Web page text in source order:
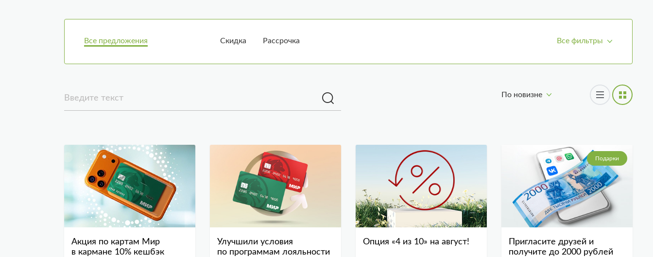
Все предложения Скидка Рассрочка Все фильтры
Введите текст По новизне
Акция по картам Мир
в кармане 10% кешбэк
Улучшили условия
по программам лояльности
Опция «4 из 10» на август!
Подарки
Пригласите друзей и
получите до 2000 рублей